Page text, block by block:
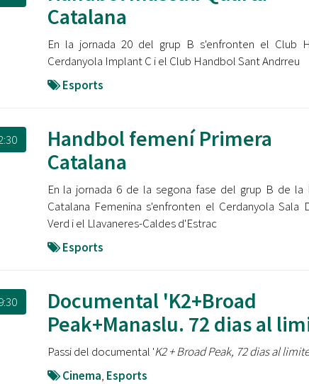
Oberta la convocatòria d'Ajuts per a l'autoocupació
jove 2026
Cerdanyola opta a més de 5 milions d'euros del Pla de
Barris per transformar les Fontetes, Quatre Cantons i
l'entorn de l'avinguda Catalunya
L’Ajuntament reparteix ulleres gratuïtes per veure
l'eclipsi solar
Catalana
En la jornada 20 del grup B s'enfronten el Club
Cerdanyola Implant C i el Club Handbol Sant Andrreu
Esports
Handbol femení Primera
Catalana
En la jornada 6 de la segona fase del grup B de la
Catalana Femenina s'enfronten el Cerdanyola Sala
Verd i el Llavaneres-Caldes d'Estrac
Esports
Documental 'K2+Broad
Peak+Manaslu. 72 dias al
Passi del documental 'K2 + Broad Peak, 72 dias al
Cinema, Esports